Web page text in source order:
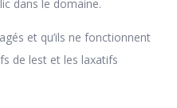
dans le domaine.
et qu’ils ne fonctionnent
de lest et les laxatifs